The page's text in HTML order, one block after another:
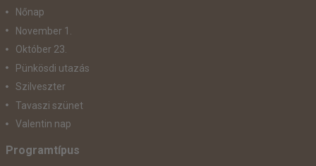
Nőnap
November 1.
Október 23.
Pünkösdi utazás
Szilveszter
Tavaszi szünet
Valentin nap
Programtípus